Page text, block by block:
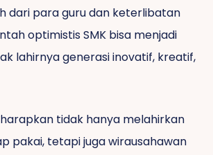
dari para guru dan keterlibatan
optimistis SMK bisa menjadi
lahirnya generasi inovatif, kreatif,
tidak hanya melahirkan
pakai, tetapi juga wirausahawan